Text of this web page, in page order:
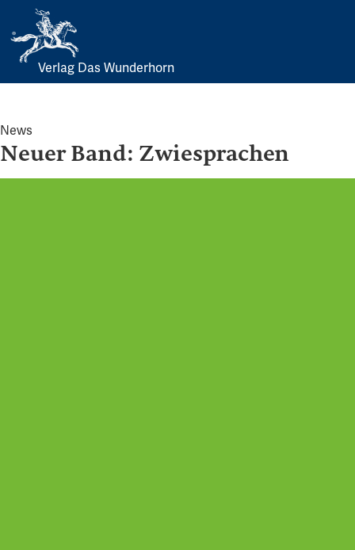
Skip
content
Verlag Das Wunderhorn
News
Neuer Band: Zwiesprachen